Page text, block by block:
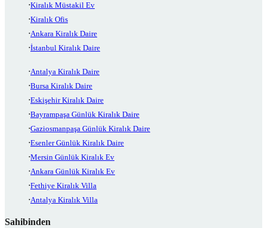
Kiralık Müstakil Ev
Kiralık Ofis
Ankara Kiralık Daire
İstanbul Kiralık Daire
Antalya Kiralık Daire
Bursa Kiralık Daire
Eskişehir Kiralık Daire
Bayrampaşa Günlük Kiralık Daire
Gaziosmanpaşa Günlük Kiralık Daire
Esenler Günlük Kiralık Daire
Mersin Günlük Kiralık Ev
Ankara Günlük Kiralık Ev
Fethiye Kiralık Villa
Antalya Kiralık Villa
Sahibinden